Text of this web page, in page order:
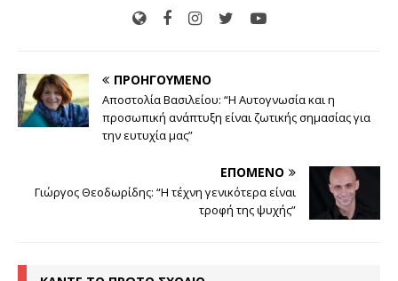
ΠΡΟΗΓΟΎΜΕΝΟ
Αποστολία Βασιλείου: “Η Αυτογνωσία και η
προσωπική ανάπτυξη είναι ζωτικής σημασίας για
την ευτυχία μας”
ΕΠΌΜΕΝΟ
Γιώργος Θεοδωρίδης: “Η τέχνη γενικότερα είναι
τροφή της ψυχής”